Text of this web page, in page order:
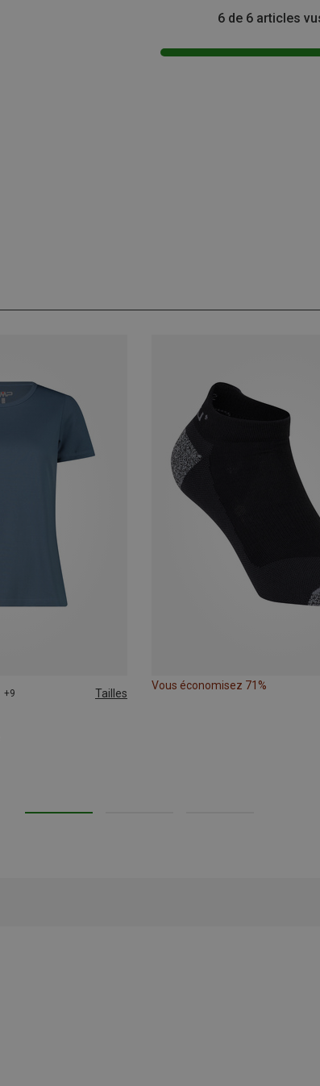
6 de 6 articles
+9 Tailles
Vous économisez 71%